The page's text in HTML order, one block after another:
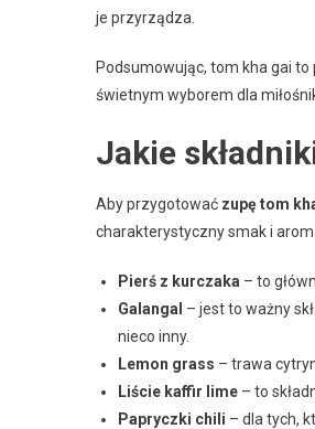
je przyrządza.
Podsumowując, tom kha gai to
świetnym wyborem dla
Jakie
Aby przygotować zupę tom
charakterystyczny smak i
Pierś z kurczaka – to
Galangal – jest to ważny
nieco inny.
Lemon grass – trawa
Liście kaffir lime – to
Papryczki chili – dla tych,